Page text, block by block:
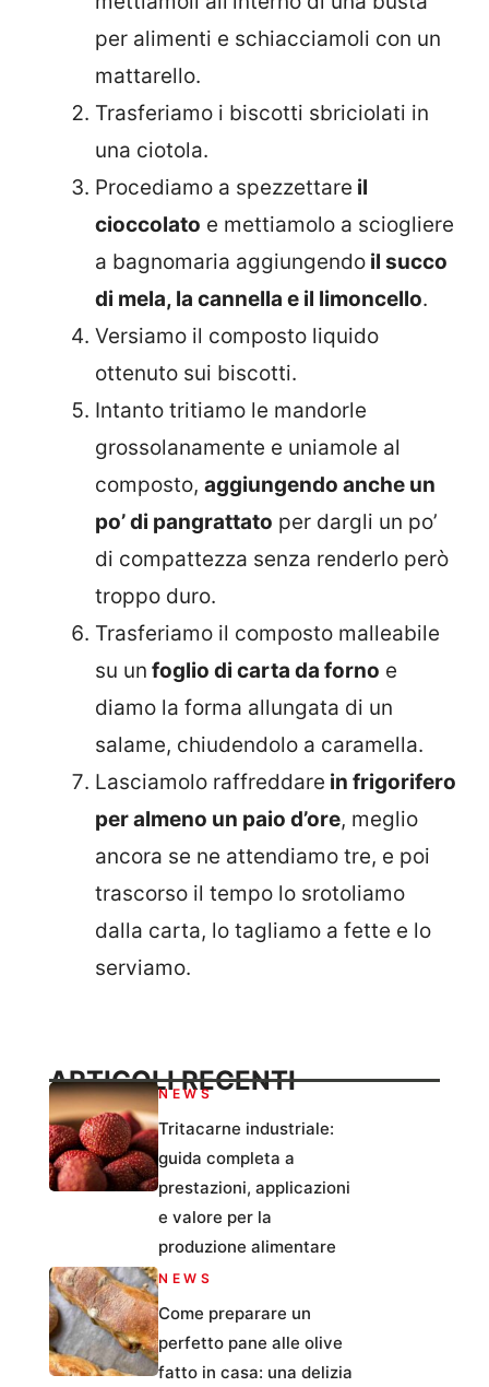
per alimenti e schiacciamoli con un
mattarello.
Trasferiamo i biscotti sbriciolati in
una ciotola.
Procediamo a spezzettare il
cioccolato e mettiamolo a sciogliere
a bagnomaria aggiungendo il succo
di mela, la cannella e il limoncello.
Versiamo il composto liquido
ottenuto sui biscotti.
Intanto tritiamo le mandorle
grossolanamente e uniamole al
composto, aggiungendo anche un
po’ di pangrattato per dargli un po’
di compattezza senza renderlo però
troppo duro.
Trasferiamo il composto malleabile
su un foglio di carta da forno e
diamo la forma allungata di un
salame, chiudendolo a caramella.
Lasciamolo raffreddare in frigorifero
per almeno un paio d’ore, meglio
ancora se ne attendiamo tre, e poi
trascorso il tempo lo srotoliamo
dalla carta, lo tagliamo a fette e lo
serviamo.
ARTICOLI RECENTI
NEWS
Tritacarne industriale:
guida completa a
prestazioni, applicazioni
e valore per la
produzione alimentare
NEWS
Come preparare un
perfetto pane alle olive
fatto in casa: una delizia